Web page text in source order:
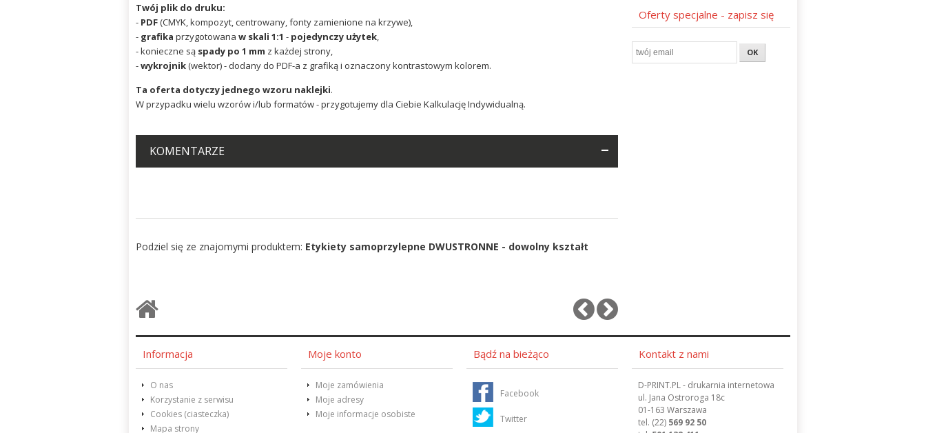
Twój plik do druku:
- PDF(CMYK, kompozyt, centrowany, fonty zamienione na krzywe),
- grafika przygotowana w skali 1:1 - pojedynczy użytek,
- konieczne są spady po 1 mm z każdej strony,
-wykrojnik(wektor) - dodany do PDF-a z grafiką i oznaczony kontrastowym kolorem.
Ta oferta dotyczy jednego wzoru naklejki.
W przypadku wielu wzorów i/lub formatów - przygotujemy dla Ciebie Kalkulację Indywidualną.
KOMENTARZE
Podziel się ze znajomymi produktem: Etykiety samoprzylepne DWUSTRONNE - dowolny kształt
Oferty specjalne - zapisz się
Informacja
O nas
Korzystanie z serwisu
Cookies (ciasteczka)
Mapa strony
Moje konto
Moje zamówienia
Moje adresy
Moje informacje osobiste
Bądź na bieżąco
Facebook
Twitter
Kontakt z nami
D-PRINT.PL - drukarnia internetowa
ul. Jana Ostroroga 18c
01-163 Warszawa
tel. (22) 569 92 50